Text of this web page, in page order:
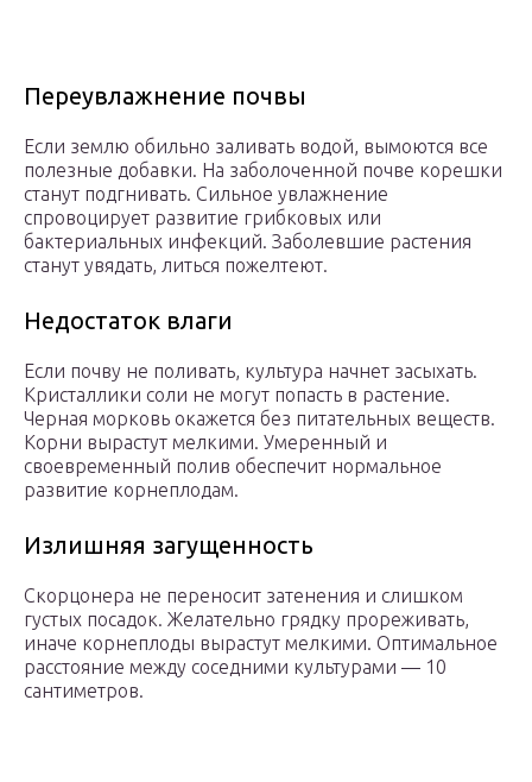
Переувлажнение почвы
Если землю обильно заливать водой, вымоются все
полезные добавки. На заболоченной почве корешки
станут подгнивать. Сильное увлажнение
спровоцирует развитие грибковых или
бактериальных инфекций. Заболевшие растения
станут увядать, литься пожелтеют.
Недостаток влаги
Если почву не поливать, культура начнет засыхать.
Кристаллики соли не могут попасть в растение.
Черная морковь окажется без питательных веществ.
Корни вырастут мелкими. Умеренный и
своевременный полив обеспечит нормальное
развитие корнеплодам.
Излишняя загущенность
Скорцонера не переносит затенения и слишком
густых посадок. Желательно грядку прореживать,
иначе корнеплоды вырастут мелкими. Оптимальное
расстояние между соседними культурами — 10
сантиметров.